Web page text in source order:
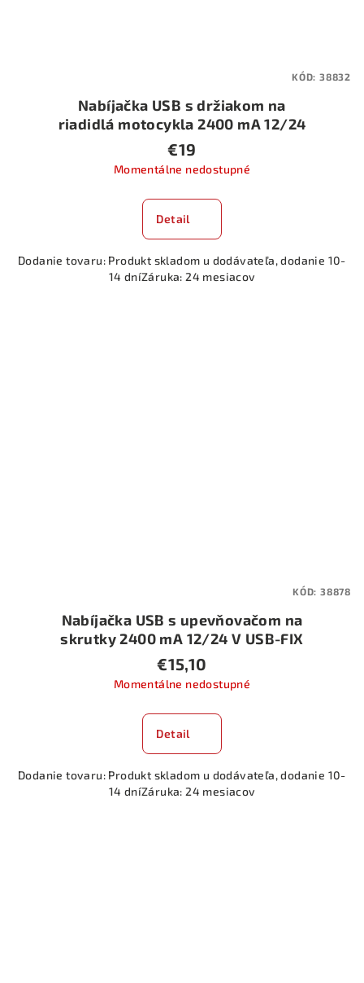
Nabíjačka USB s držiakom na
riadidlá motocykla 2400 mA 12/24
V USB-FIX TUBE
€19
Momentálne nedostupné
Detail
Dodanie tovaru: Produkt skladom u dodávateľa, dodanie 10-
14 dníZáruka: 24 mesiacov
KÓD: 38832
Nabíjačka USB s upevňovačom na
skrutky 2400 mA 12/24 V USB-FIX
OMEGA
€15,10
Momentálne nedostupné
Detail
Dodanie tovaru: Produkt skladom u dodávateľa, dodanie 10-
14 dníZáruka: 24 mesiacov
KÓD: 38878